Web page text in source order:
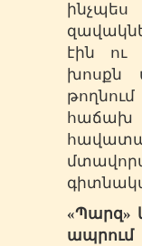
էին ու
խոսքն
«Պարզ»